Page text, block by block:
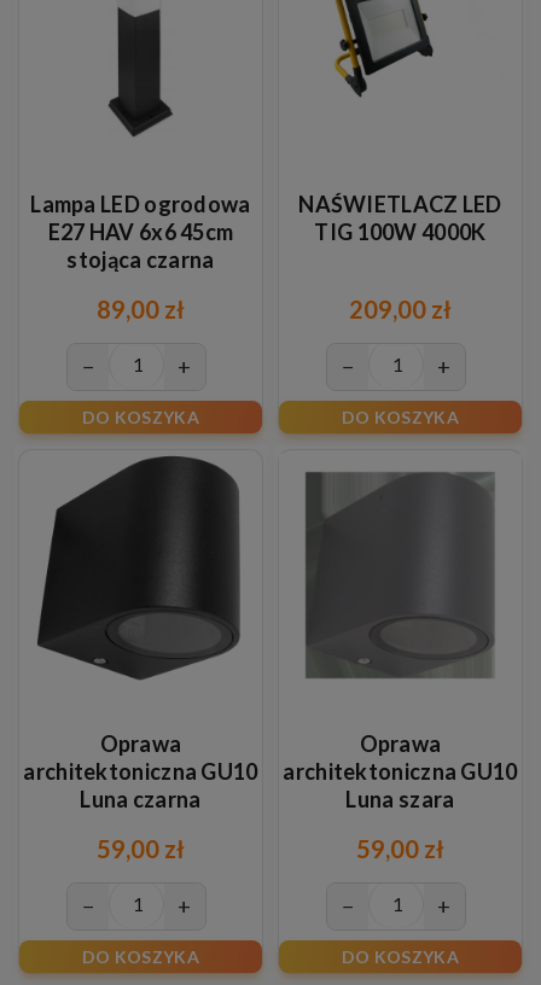
Lampa LED ogrodowa
E27 HAV 6x6 45cm
stojąca czarna
89,00 zł
− +
DO KOSZYKA
NAŚWIETLACZ LED
TIG 100W 4000K
209,00 zł
− +
DO KOSZYKA
Oprawa
architektoniczna GU10
Luna czarna
59,00 zł
− +
DO KOSZYKA
Oprawa
architektoniczna GU10
Luna szara
59,00 zł
− +
DO KOSZYKA